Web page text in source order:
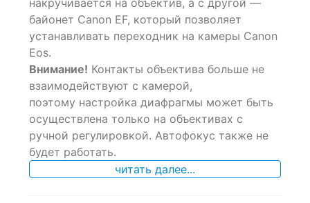
байонет Canon EF, который позволяет
устанавливать переходник на камеры Canon
Eos.
Внимание! Контакты объектива больше не
взаимодействуют с камерой,
поэтому настройка диафрагмы может быть
осуществлена только на объективах с
ручной регулировкой. Автофокус также не
будет работать.
читать далее...